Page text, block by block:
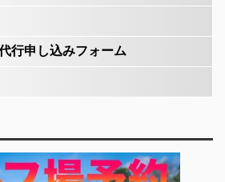
行申し込みフォーム